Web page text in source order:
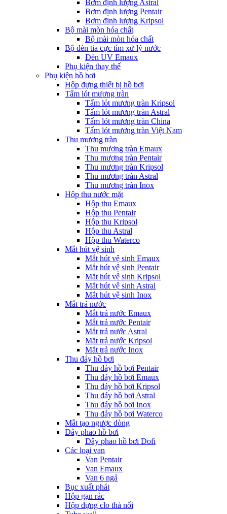
Bơm định lượng Astral
Bơm định lượng Pentair
Bơm định lượng Kripsol
Bộ mài mòn hóa chất
Bộ mài mòn hóa chất
Bộ đèn tia cực tím xử lý nước
Đèn UV Emaux
Phụ kiện thay thế
Phụ kiện hồ bơi
Hộp đựng thiết bị hồ bơi
Tấm lót mương tràn
Tấm lót mương tràn Kripsol
Tấm lót mương tràn Astral
Tấm lót mương tràn China
Tấm lót mương tràn Việt Nam
Thu mương tràn
Thu mương tràn Emaux
Thu mương tràn Pentair
Thu mương tràn Kripsol
Thu mương tràn Astral
Thu mương tràn Inox
Hôp thu nước mặt
Hộp thu Emaux
Hộp thu Pentair
Hộp thu Kripsol
Hộp thu Astral
Hộp thu Waterco
Mắt hút vệ sinh
Mắt hút vệ sinh Emaux
Mắt hút vệ sinh Pentair
Mắt hút vệ sinh Kripsol
Mắt hút vệ sinh Astral
Mắt hút vệ sinh Inox
Mắt trả nước
Mắt trả nước Emaux
Mắt trả nước Pentair
Mắt trả nước Astral
Mắt trả nước Kripsol
Mắt trả nước Inox
Thu đáy hồ bơi
Thu đáy hồ bơi Pentair
Thu đáy hồ bơi Emaux
Thu đáy hồ bơi Kripsol
Thu đáy hồ bơi Astral
Thu đáy hồ bơi Inox
Thu đáy hồ bơi Waterco
Mắt tạo ngược dòng
Dây phao hồ bơi
Dây phao hồ bơi Dofi
Các loại van
Van Pentair
Van Emaux
Van 6 ngả
Bục xuất phát
Hộp gạn rác
Hộp đựng clo thả nổi